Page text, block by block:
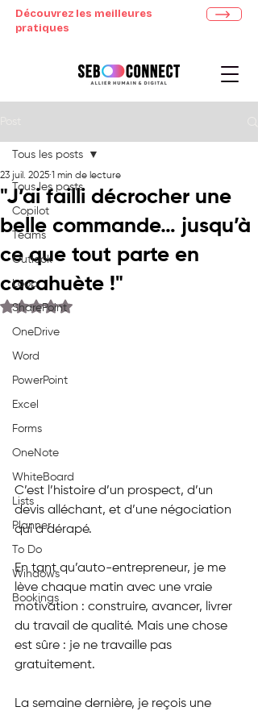
Découvrez les meilleures
pratiques
Tous les posts
Copilot
Teams
Outlook
Loop
SharePoint
OneDrive
Word
PowerPoint
Excel
Forms
OneNote
WhiteBoard
Lists
Planner
To Do
Windows
Bookings
Tous les posts
"J’ai failli décrocher une
belle commande… jusqu’à
ce que tout parte en
cacahuète !"
23 juil. 2025 1 min de lecture
Noté NaN étoiles sur 5.
C’est l’histoire d’un prospect, d’un
devis alléchant, et d’une négociation
qui a dérapé.
En tant qu’auto-entrepreneur, je me
lève chaque matin avec une vraie
motivation : construire, avancer, livrer
du travail de qualité. Mais une chose
est sûre : je ne travaille pas
gratuitement.
La semaine dernière, je reçois une